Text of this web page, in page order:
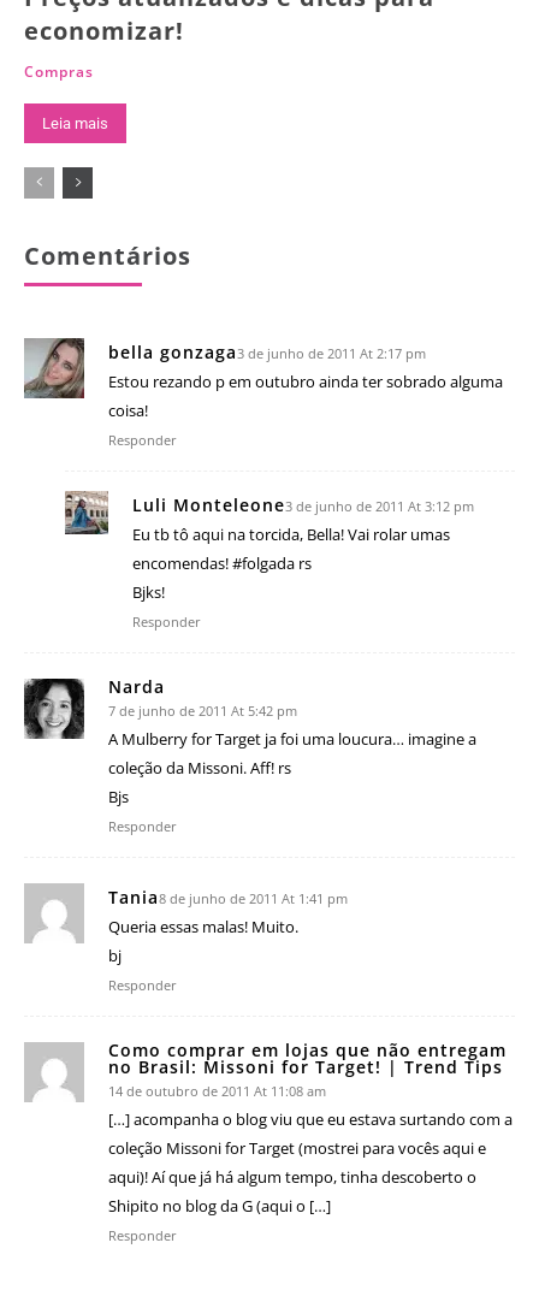
economizar!
Compras
Leia mais
Comentários
bella gonzaga3 de junho de 2011 At 2:17 pm
Estou rezando p em outubro ainda ter sobrado alguma
coisa!
Responder
Luli Monteleone3 de junho de 2011 At 3:12 pm
Eu tb tô aqui na torcida, Bella! Vai rolar umas
encomendas! #folgada rs
Bjks!
Responder
Narda
7 de junho de 2011 At 5:42 pm
A Mulberry for Target ja foi uma loucura… imagine a
coleção da Missoni. Aff! rs
Bjs
Responder
Tania8 de junho de 2011 At 1:41 pm
Queria essas malas! Muito.
bj
Responder
Como comprar em lojas que não entregam
no Brasil: Missoni for Target! | Trend Tips
14 de outubro de 2011 At 11:08 am
[…] acompanha o blog viu que eu estava surtando com a
coleção Missoni for Target (mostrei para vocês aqui e
aqui)! Aí que já há algum tempo, tinha descoberto o
Shipito no blog da G (aqui o […]
Responder